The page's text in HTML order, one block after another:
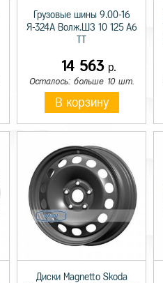
Грузовые шины 9.00-16
Я-324А Волж.ШЗ 10 125 A6
14 563р.
Осталось: больше 10 шт.
В корзину
Диски Magnetto Skoda